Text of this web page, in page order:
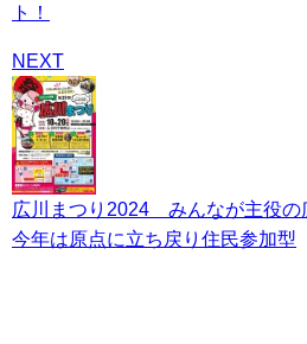
ト！
NEXT
広川まつり2024 みんなが主役の
今年は原点に立ち戻り住民参加型